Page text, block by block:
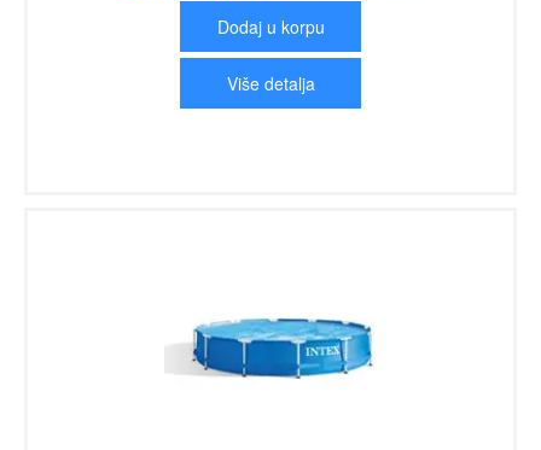
Dodaj u korpu
Više detalja